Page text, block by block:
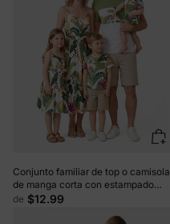
Conjunto familiar de top o camisola
de manga corta con estampado
floral tropical a juego, multicolor
de $12.99